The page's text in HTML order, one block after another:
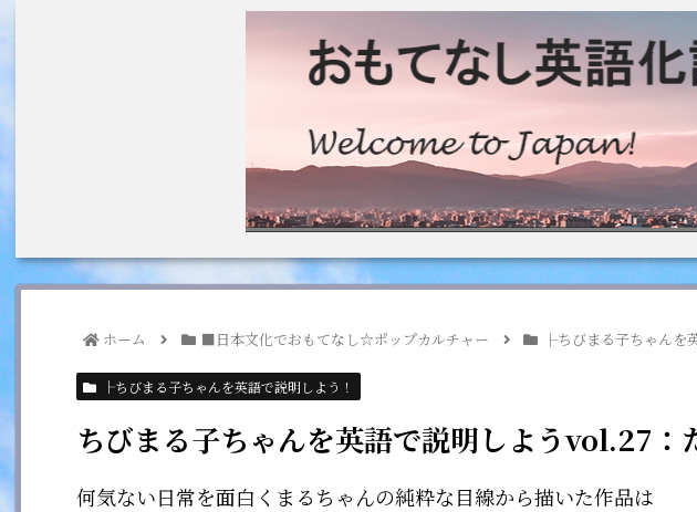
ホーム ■日本文化でおもてなし☆ポップカルチャー ├ちびまる子ちゃんを
├ちびまる子ちゃんを英語で説明しよう！
ちびまる子ちゃんを英語で説明しようvol.27：
何気ない日常を面白くまるちゃんの純粋な目線から描いた作品は